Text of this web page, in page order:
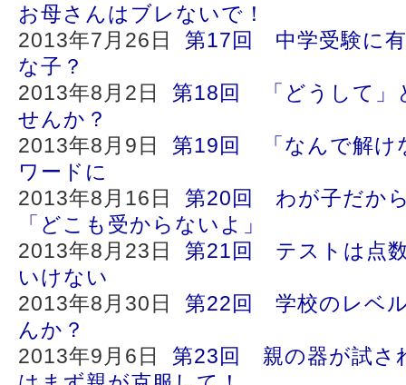
お母さんはブレないで！
2013年7月26日 第17回 中学受験に
な子？
2013年8月2日 第18回 「どうして」
せんか？
2013年8月9日 第19回 「なんで解け
ワードに
2013年8月16日 第20回 わが子だか
「どこも受からないよ」
2013年8月23日 第21回 テストは点
いけない
2013年8月30日 第22回 学校のレベ
んか？
2013年9月6日 第23回 親の器が試さ